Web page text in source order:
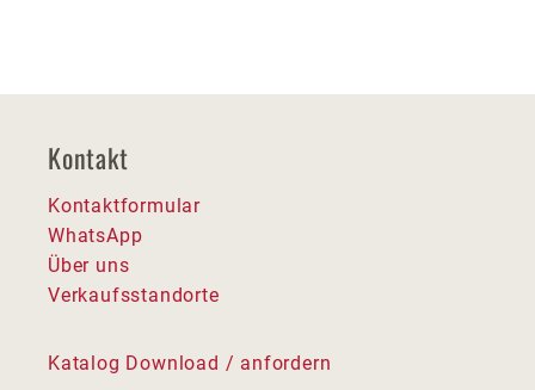
Kontakt
Kontaktformular
WhatsApp
Über uns
Verkaufsstandorte
Katalog Download / anfordern